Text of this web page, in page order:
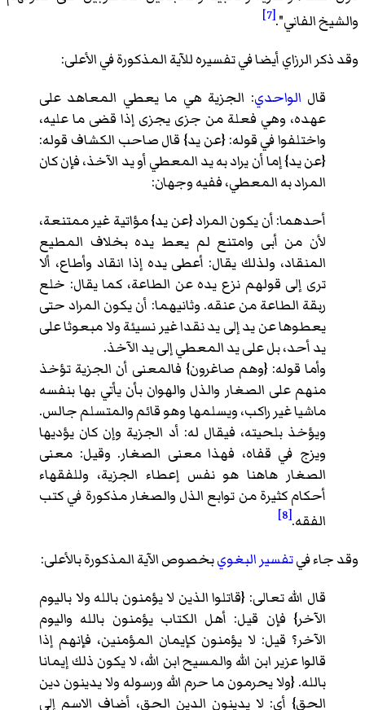
والشيخ الفاني".[7]
وقد ذكر الرزايأيضا في تفسيره للآية المذكورة في الأعلى:
قال الواحدي: الجزية هي ما يعطي المعاهد على
عهده، وهي فعلة من جزى يجزى إذا قضى ما عليه،
واختلفوا في قوله: {عن يد} قال صاحب الكشاف قوله:
{عن يد} إما أن يراد به يد المعطي أو يد الآخذ، فإن كان
المراد به المعطي، ففيه وجهان:
أحدهما: أن يكون المراد {عن يد} مؤاتية غير ممتنعة،
لأن من أبى وامتنع لم يعط يده بخلاف المطيع
المنقاد، ولذلك يقال: أعطى يده إذا انقاد وأطاع، ألا
ترى إلى قولهم نزع يده عن الطاعة، كما يقال: خلع
ربقة الطاعة من عنقه. وثانيهما: أن يكون المراد حتى
يعطوها عن يد إلى يد نقدا غير نسيئة ولا مبعوثا على
يد أحد، بل على يد المعطي إلى يد الآخذ.
وأما قوله: {وهم صاغرون} فالمعنى أن الجزية تؤخذ
منهم على الصغار والذل والهوان بأن يأتي بها بنفسه
ماشيا غير راكب، ويسلمها وهو قائم والمتسلم جالس.
ويؤخذ بلحيته، فيقال له: أد الجزية وإن كان يؤديها
ويزج في قفاه، فهذا معنى الصغار. وقيل: معنى
الصغار هاهنا هو نفس إعطاء الجزية، وللفقهاء
أحكام كثيرة من توابع الذل والصغار مذكورة في كتب
الفقه.[8]
وقد جاء فيتفسير البغويبخصوص الآية المذكورة بالأعلى:
قال الله تعالى: {قاتلوا الذين لا يؤمنون بالله ولا باليوم
الآخر} فإن قيل: أهل الكتاب يؤمنون بالله واليوم
الآخر؟ قيل: لا يؤمنون كإيمان المؤمنين، فإنهم إذا
قالوا عزير ابن الله والمسيح ابن الله، لا يكون ذلك إيمانا
بالله. {ولا يحرمون ما حرم الله ورسوله ولا يدينون دين
الحق} أي: لا يدينون الدين الحق، أضاف الاسم إلى